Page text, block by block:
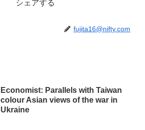
シェアする
fujita16@nifty.com
Economist: Parallels with Taiwan
colour Asian views of the war in
Ukraine